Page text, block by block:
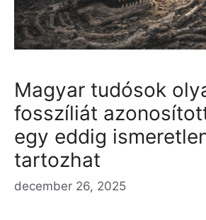
Magyar tudósok
fosszíliát
egy eddig
tartozhat
december 26, 2025